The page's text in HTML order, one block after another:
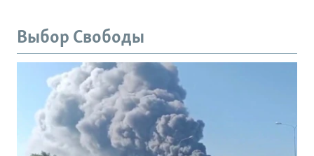
Выбор Свободы